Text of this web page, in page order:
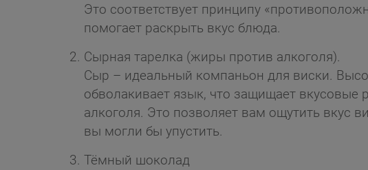
Это соответствует принципу
помогает раскрыть вкус блюда.
Сырная тарелка (жиры против алкоголя).
Сыр – идеальный компаньон для виски.
обволакивает язык, что защищает вкусовые
алкоголя. Это позволяет вам ощутить вкус
вы могли бы упустить.
Тёмный шоколад